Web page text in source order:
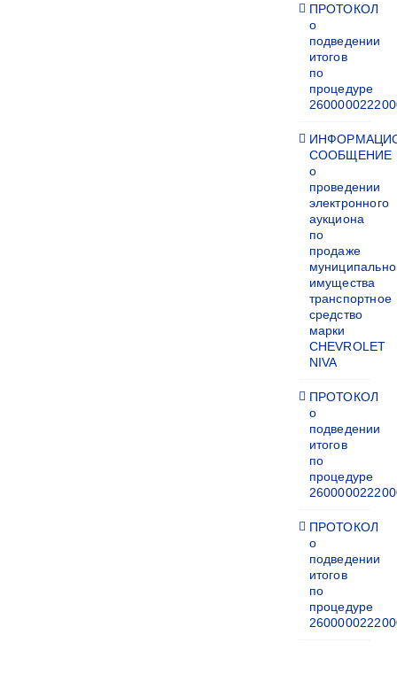
ПРОТОКОЛ
о
подведении
итогов
по
процедуре
СООБЩЕНИЕ
о
проведении
электронного
аукциона
по
продаже
имущества
транспортное
средство
марки
CHEVROLET
NIVA
ПРОТОКОЛ
о
подведении
итогов
по
процедуре
ПРОТОКОЛ
о
подведении
итогов
по
процедуре